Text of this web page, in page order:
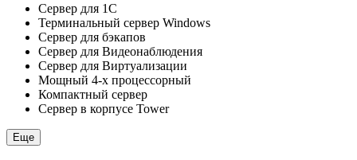
Сервер для 1С
Терминальный сервер Windows
Сервер для бэкапов
Сервер для Видеонаблюдения
Сервер для Виртуализации
Мощный 4-х процессорный
Компактный сервер
Сервер в корпусе Tower
Еще